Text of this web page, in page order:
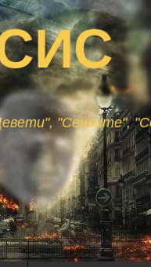
"Сенките",